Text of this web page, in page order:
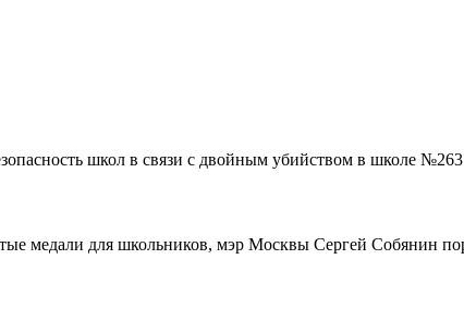
школ в связи с двойным убийством в школе
медали для школьников, мэр Москвы Сергей Собянин